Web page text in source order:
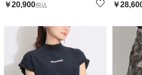
￥20,900税込 ￥